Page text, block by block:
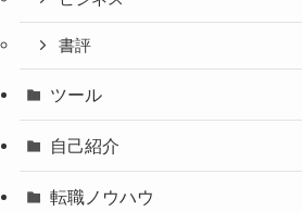
書評
ツール
自己紹介
転職ノウハウ